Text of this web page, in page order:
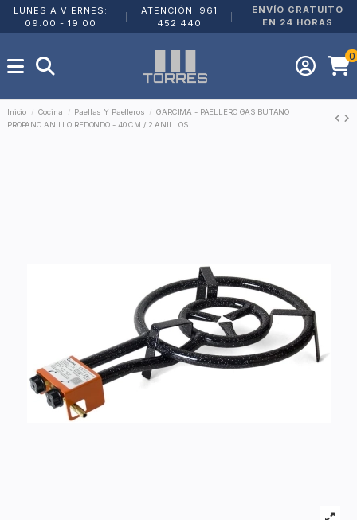
LUNES A VIERNES:
09:00 - 19:00
ATENCIÓN: 961
452 440
ENVÍO GRATUITO
EN 24 HORAS
0
Inicio Cocina Paellas Y Paelleros
GARCIMA - PAELLERO GAS BUTANO
PROPANO ANILLO REDONDO - 40 CM / 2 ANILLOS